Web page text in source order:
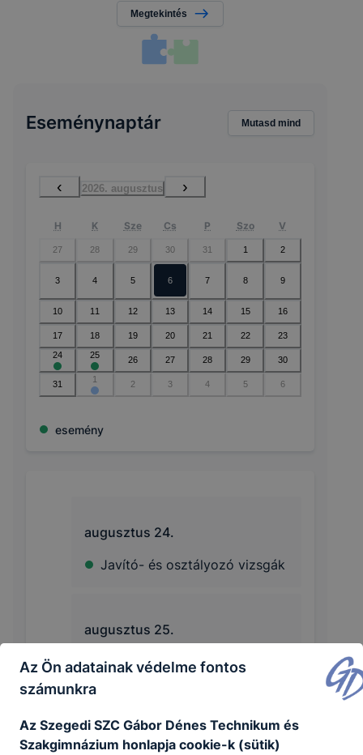
Megtekintés
Eseménynaptár Mutasd mind
‹ 2026. augusztus ›
H K Sze Cs P Szo V
27 28 29 30 31 1 2
3 4 5 6 7 8 9
10 11 12 13 14 15 16
17 18 19 20 21 22
23
24
25 26 27 28 29 30
31 1 2 3 4 5 6
esemény
augusztus 24.
Javító- és osztályozó vizsgák
augusztus 25.
Javító- és osztályozó vizsgák
Az Ön adatainak védelme fontos
számunkra
Az Szegedi SZC Gábor Dénes Technikum és
Szakgimnázium honlapja cookie-k (sütik)